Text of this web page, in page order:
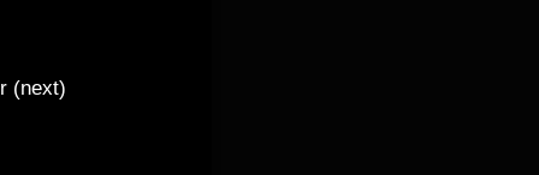
(next)